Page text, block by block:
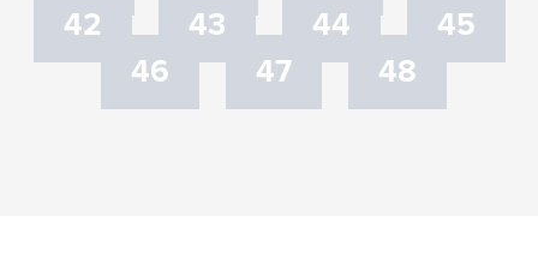
42
43 44
45
46
47 48